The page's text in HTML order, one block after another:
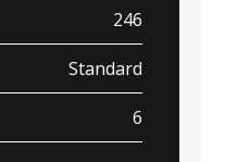
246
Standard
6